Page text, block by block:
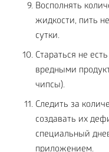
Восполнять
жидкости, пить
сутки.
Стараться не
вредными
чипсы).
Следить за
создавать их
специальный
приложением.